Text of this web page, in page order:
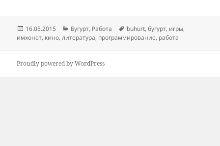
Posted
on
16.05.2015 Categories
Бугурт, Работа Tags
buhurt,бугурт, игры,
имхонет, кино,литература, программирование, работа
Proudly powered by WordPress